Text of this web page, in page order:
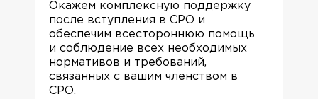
Окажем комплексную поддержку
после вступления в СРО и
обеспечим всестороннюю помощь
и соблюдение всех необходимых
нормативов и требований,
связанных с вашим членством в
СРО.